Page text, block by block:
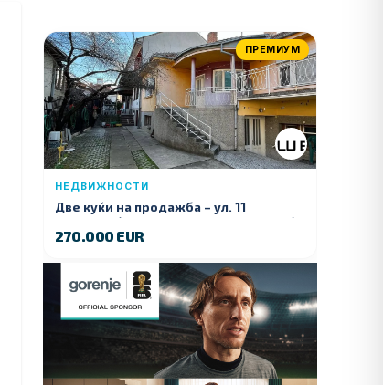
ПРЕМИУМ
НЕДВИЖНОСТИ
Две куќи на продажба – ул. 11
Ноември (Наспроти Селман Туризам)
270.000 EUR